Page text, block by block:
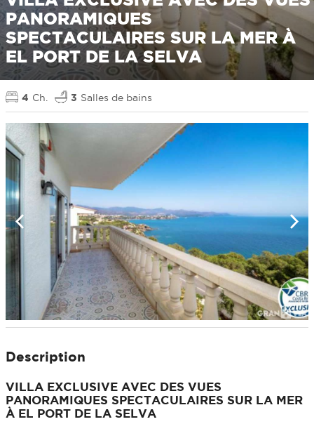
PANORAMIQUES
SPECTACULAIRES SUR LA MER À
EL PORT DE LA SELVA
4 Ch. 3 Salles de bains
Description
VILLA EXCLUSIVE AVEC DES VUES
PANORAMIQUES SPECTACULAIRES SUR LA MER
À EL PORT DE LA SELVA